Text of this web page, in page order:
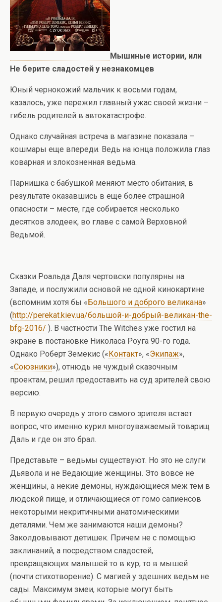
Мышиные истории, или
Не берите сладостей у незнакомцев
Юный чернокожий мальчик к восьми годам,
казалось, уже пережил главный ужас своей жизни –
гибель родителей в автокатастрофе.
Однако случайная встреча в магазине показала –
кошмары еще впереди. Ведь на юнца положила глаз
коварная и злокозненная ведьма.
Парнишка с бабушкой меняют место обитания, в
результате оказавшись в еще более страшной
опасности – месте, где собирается несколько
десятков злодеек, во главе с самой Верховной
Ведьмой.
Сказки Роальда Даля чертовски популярны на
Западе, и послужили основой не одной кинокартине
(вспомним хотя бы « Большого и доброго великана»
(http://perekat.kiev.ua/большой-и-добрый-великан-the-
bfg-2016/ ). В частности The Witches уже гостил на
экране в постановке Николаса Роуга 90-го года.
Однако Роберт Земекис (« Контакт», «Экипаж»,
«Союзники»), отнюдь не чуждый сказочным
проектам, решил предоставить на суд зрителей свою
версию.
В первую очередь у этого самого зрителя встает
вопрос, что именно курил многоуважаемый товарищ
Даль и где он это брал.
Представьте – ведьмы существуют. Но это не слуги
Дьявола и не Ведающие женщины. Это вовсе не
женщины, а некие демоны, нуждающиеся меж тем в
людской пище, и отличающиеся от гомо сапиенсов
некоторыми некритичными анатомическими
деталями. Чем же занимаются наши демоны?
Заколдовывают детишек. Причем не с помощью
заклинаний, а посредством сладостей,
превращающих малышей то в кур, то в мышей
(почти стихотворение). С магией у здешних ведьм не
сады. Максимум змеи, которые могут быть